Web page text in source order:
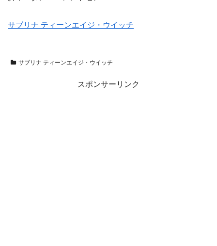
サブリナ ティーンエイジ・ウイッチ
サブリナ ティーンエイジ・ウイッチ
スポンサーリンク